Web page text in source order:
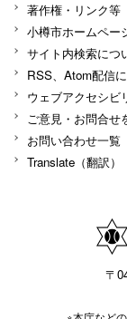
著作権・リンク等
小樽市ホームペー
サイト内検索につ
RSS、Atom配信
ウェブアクセシビ
ご意見・お問合せ
お問い合わせ一覧
Translate（翻訳）
〒